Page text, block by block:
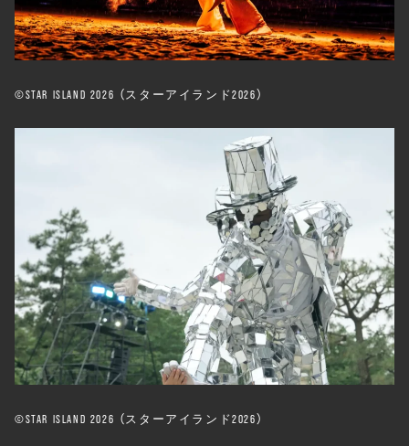
©️STAR ISLAND 2026 （スターアイランド2026）
©️STAR ISLAND 2026 （スターアイランド2026）